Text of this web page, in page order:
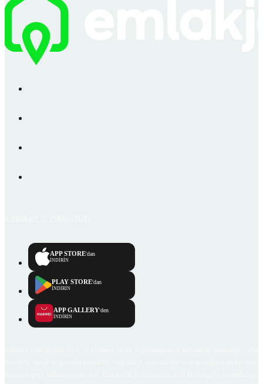
APP STORE'dan
İNDİRİN
PLAY STORE'dan
İNDİRİN
APP GALLERY'den
İNDİRİN